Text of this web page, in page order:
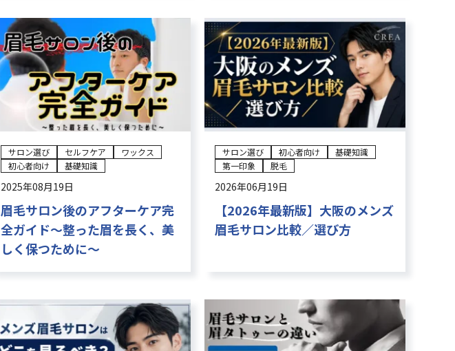
サロン選び セルフケア
ワックス
初心者向け
基礎知識
2025年08月19日
眉毛サロン後のアフターケア完
全ガイド〜整った眉を長く、美
しく保つために〜
サロン選び 初心者向け
基礎知識
第一印象
脱毛
2026年06月19日
【2026年最新版】大阪のメンズ
眉毛サロン比較／選び方